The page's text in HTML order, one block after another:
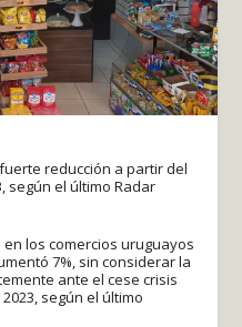
reducción a partir del
según el último Radar
los comercios uruguayos
7%, sin considerar la
ante el cese crisis
según el último